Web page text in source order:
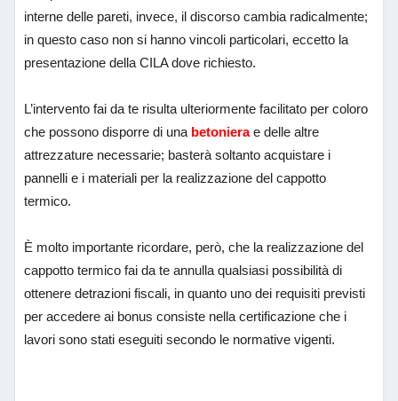
interne delle pareti, invece, il discorso cambia radicalmente;
in questo caso non si hanno vincoli particolari, eccetto la
presentazione della CILA dove richiesto.
L’intervento fai da te risulta ulteriormente facilitato per coloro
che possono disporre di una betonierae delle altre
attrezzature necessarie; basterà soltanto acquistare i
pannelli e i materiali per la realizzazione del cappotto
termico.
È molto importante ricordare, però, che la realizzazione del
cappotto termico fai da te annulla qualsiasi possibilità di
ottenere detrazioni fiscali, in quanto uno dei requisiti previsti
per accedere ai bonus consiste nella certificazione che i
lavori sono stati eseguiti secondo le normative vigenti.